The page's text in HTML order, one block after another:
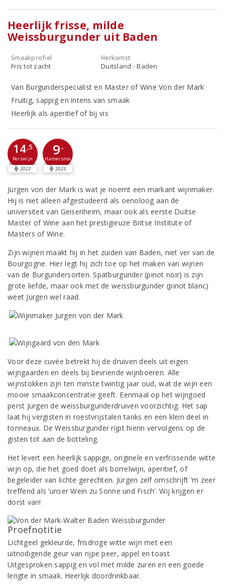
Heerlijk frisse, milde
Weissburgunder uit Baden
Smaakprofiel
Fris tot zacht
Herkomst
Duitsland - Baden
Van Burgunderspecialist en Master of Wine Von der Mark
Fruitig, sappig en intens van smaak
Heerlijk als aperitief of bij vis
14,5
Perswijn
2023
9-
Hamersma
2023
Jürgen von der Mark is wat je noemt een markant wijnmaker.
Hij is niet alleen afgestudeerd als oenoloog aan de
universiteit van Geisenheim, maar ook als eerste Duitse
Master of Wine aan het prestigieuze Britse Institute of
Masters of Wine.
Zijn wijnen maakt hij in het zuiden van Baden, niet ver van de
Bourgogne. Hier legt hij zich toe op het maken van wijnen
van de Burgundersorten. Spätburgunder (pinot noir) is zijn
grote liefde, maar ook met de weissburgunder (pinot blanc)
weet Jürgen wel raad.
Voor deze cuvée betrekt hij de druiven deels uit eigen
wijngaarden en deels bij bevriende wijnboeren. Alle
wijnstokken zijn ten minste twintig jaar oud, wat de wijn een
mooie smaakconcentratie geeft. Eenmaal op het wijngoed
perst Jürgen de weissburgunderdruiven voorzichtig. Het sap
laat hij vergisten in roestvrijstalen tanks en een klein deel in
tonneaux. De Weissburgunder rijpt hierin vervolgens op de
gisten tot aan de botteling.
Het levert een heerlijk sappige, originele en verfrissende witte
wijn op, die het goed doet als borrelwijn, aperitief, of
begeleider van lichte gerechten. Jürgen zelf omschrijft ‘m zeer
treffend als ‘unser Wein zu Sonne und Fisch’. Wij krijgen er
dorst van!
Proefnotitie
Lichtgeel gekleurde, frisdroge witte wijn met een
uitnodigende geur van rijpe peer, appel en toast.
Uitgesproken sappig en vol met milde zuren en een goede
lengte in smaak. Heerlijk doordrinkbaar.